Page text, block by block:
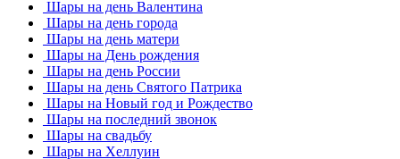
Шары на день Валентина
Шары на день города
Шары на день матери
Шары на День рождения
Шары на день России
Шары на день Святого Патрика
Шары на Новый год и Рождество
Шары на последний звонок
Шары на свадьбу
Шары на Хеллуин